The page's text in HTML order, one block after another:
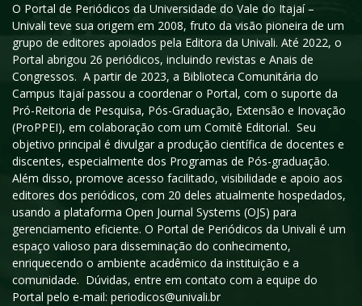
O Portal de Periódicos da Universidade do Vale do Itajaí –
Univali teve sua origem em 2008, fruto da visão pioneira de um
grupo de editores apoiados pela Editora da Univali. Até 2022, o
Portal abrigou 26 periódicos, incluindo revistas e Anais de
Congressos. A partir de 2023, a Biblioteca Comunitária do
Campus Itajaí passou a coordenar o Portal, com o suporte da
Pró-Reitoria de Pesquisa, Pós-Graduação, Extensão e Inovação
(ProPPEI), em colaboração com um Comitê Editorial. Seu
objetivo principal é divulgar a produção científica de docentes e
discentes, especialmente dos Programas de Pós-graduação.
Além disso, promove acesso facilitado, visibilidade e apoio aos
editores dos periódicos, com 20 deles atualmente hospedados,
usando a plataforma Open Journal Systems (OJS) para
gerenciamento eficiente. O Portal de Periódicos da Univali é um
espaço valioso para disseminação do conhecimento,
enriquecendo o ambiente acadêmico da instituição e a
comunidade. Dúvidas, entre em contato com a equipe do
Portal pelo e-mail: periodicos@univali.br